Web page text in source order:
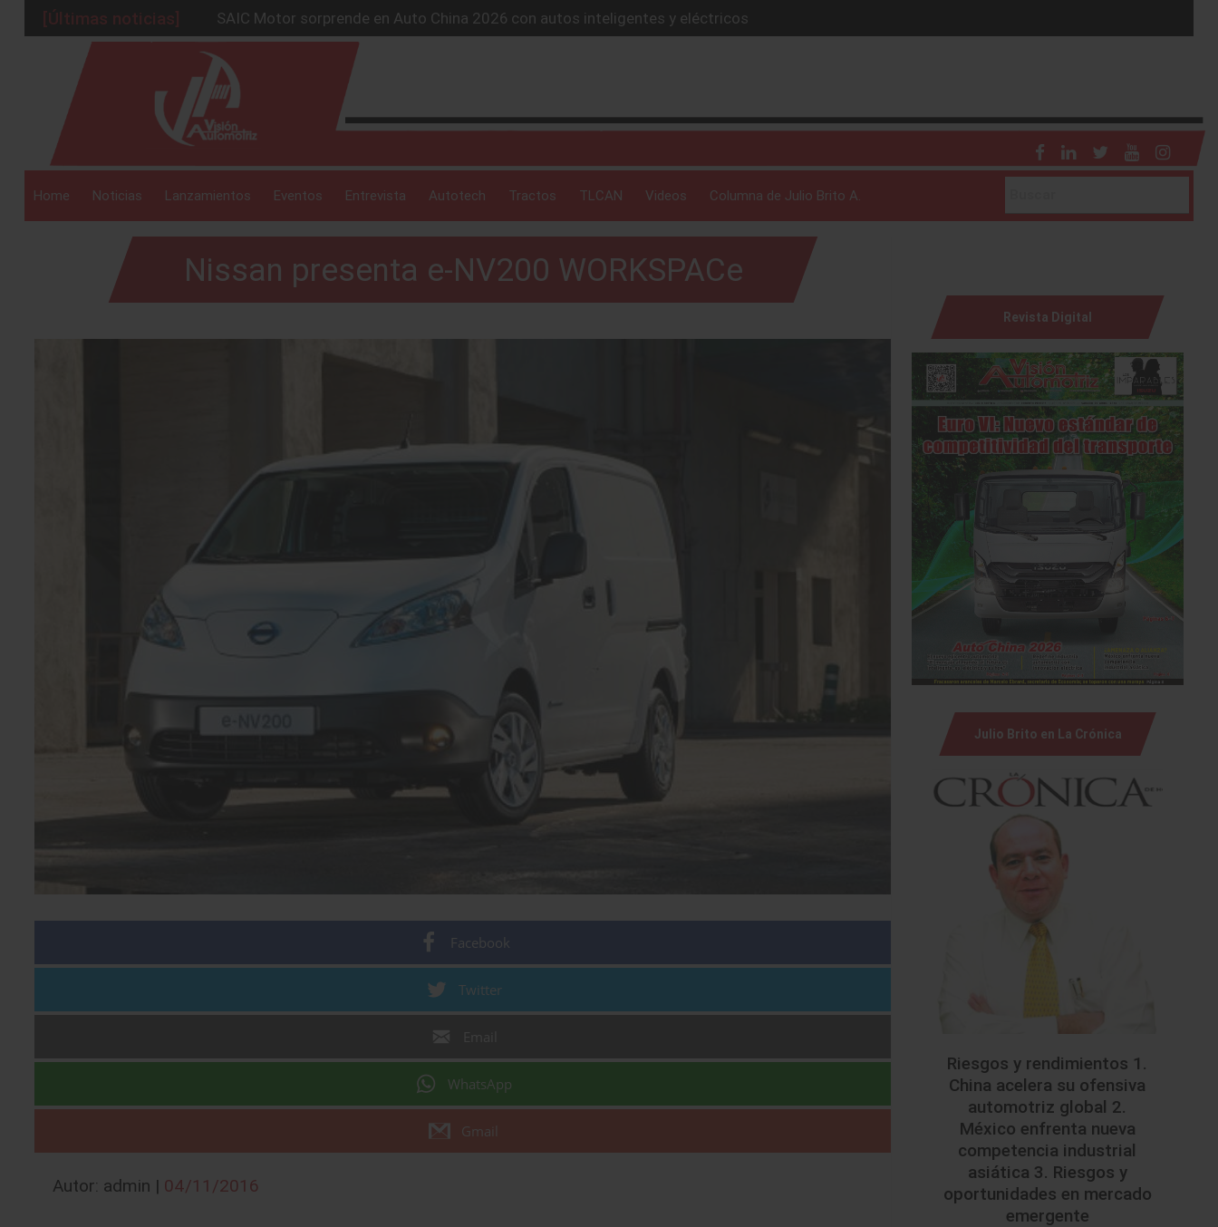
[Últimas noticias]
BMW Group alcanza los 2 millones de autos eléctricos y acelera su estrategia global
La Nissan Frontier V6 PRO-4X conquista la Ruta del Oso en México
Kia lanza en México el servicio “59 minutos o gratis” y sacude la postventa automotriz.
GAC sacude México con un SUV híbrido de más de 1,000 km
SAIC Motor sorprende en Auto China 2026 con autos inteligentes y eléctricos
Home Noticias Lanzamientos Eventos Entrevista Autotech Tractos TLCAN Videos Columna de Julio Brito A.
Nissan presenta e-NV200 WORKSPACe
Facebook
Twitter
WhatsApp
Gmail
Autor: admin | 04/11/2016
Revista Digital
Julio Brito en La Crónica
Riesgos y rendimientos 1.
China acelera su ofensiva
automotriz global 2.
México enfrenta nueva
competencia industrial
asiática 3. Riesgos y
oportunidades en mercado
emergente